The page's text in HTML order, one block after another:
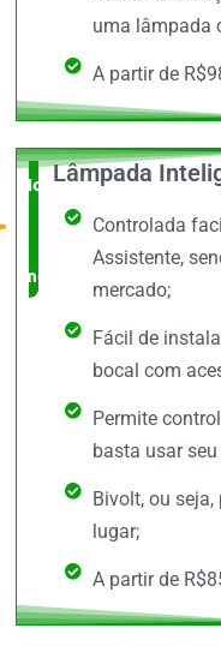
uma lâmpada
A partir de
Novidade
no
mercado
Lâmpada
Controlada
Assistente,
mercado;
Fácil de
bocal com
Permite
basta usar
Bivolt, ou
lugar;
A partir de